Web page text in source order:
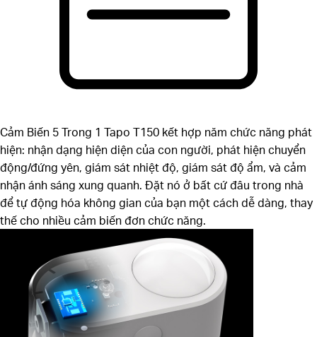
Cảm Biến 5 Trong 1 Tapo T150 kết hợp năm chức năng phát
hiện: nhận dạng hiện diện của con người, phát hiện chuyển
động/đứng yên, giám sát nhiệt độ, giám sát độ ẩm, và cảm
nhận ánh sáng xung quanh. Đặt nó ở bất cứ đâu trong nhà
để tự động hóa không gian của bạn một cách dễ dàng, thay
thế cho nhiều cảm biến đơn chức năng.